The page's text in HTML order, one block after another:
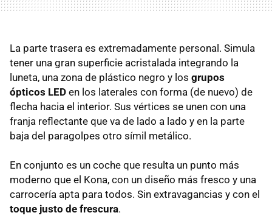
La parte trasera es extremadamente personal. Simula
tener una gran superficie acristalada integrando la
luneta, una zona de plástico negro y los grupos
ópticos LED en los laterales con forma (de nuevo) de
flecha hacia el interior. Sus vértices se unen con una
franja reflectante que va de lado a lado y en la parte
baja del paragolpes otro símil metálico.
En conjunto es un coche que resulta un punto más
moderno que el Kona, con un diseño más fresco y una
carrocería apta para todos. Sin extravagancias y con el
toque justo de frescura.